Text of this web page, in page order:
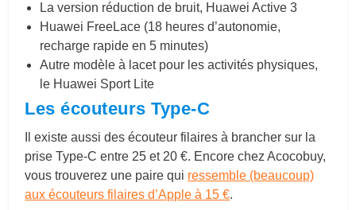
La version réduction de bruit, Huawei Active 3
Huawei FreeLace (18 heures d’autonomie,
recharge rapide en 5 minutes)
Autre modèle à lacet pour les activités physiques,
le Huawei Sport Lite
Les écouteurs Type-C
Il existe aussi des écouteur filaires à brancher sur la
prise Type-C entre 25 et 20 €. Encore chez Acocobuy,
vous trouverez une paire qui ressemble (beaucoup)
aux écouteurs filaires d’Apple à 15 €.